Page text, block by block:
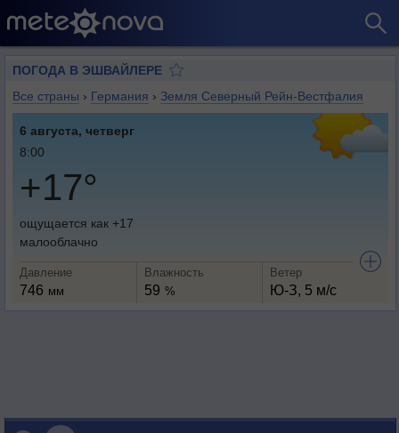
ПОГОДА В ЭШВАЙЛЕРЕ
Все страны › Германия › Земля Северный Рейн-Вестфалия
6 августа, четверг
8:00
+17°
ощущается как +17
малооблачно
Давление
746 мм
Влажность
59 %
Ветер
Ю-З, 5 м/с